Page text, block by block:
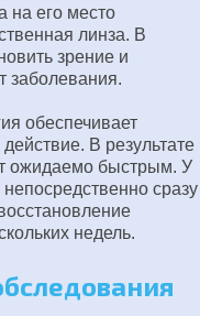
на его место
линза. В
зрение и
заболевания.
обеспечивает
В результате
ожидаемо быстрым. У
сразу
недель.